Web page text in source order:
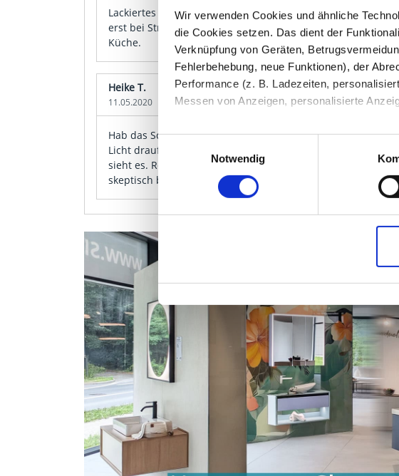
Wir verwenden Cookies und ähnliche
die Cookies setzen. Das dient der
Verknüpfung von Geräten,
Fehlerbehebung, neue Funktionen), der
Performance (z. B. Ladezeiten,
Messen von Anzeigen, personalisierte
Die Einzelheiten können Sie unter
die eingesetzten Technologien und Partner
Indem Sie auf den Button "Zustimmen"
Impressum|Datenschutz
Einwilligungsauswahl
Notwendig
Lackiertes Glas mit Glitzer wirkt dezenter als erwartet, der
erst bei Streiflicht richtig raus. Keine Farbverfälschung zum
Küche.
Heike T.
11.05.2020
Hab das Schwarze mit Glitzer als Küchenrückwand
Licht drauf fällt, glitzert es tatsächlich — nicht übertrieben,
sieht es. Reinigen geht mit feuchtem Tuch, bleibt dabei
skeptisch beim Preis, aber das Ergebnis passt.